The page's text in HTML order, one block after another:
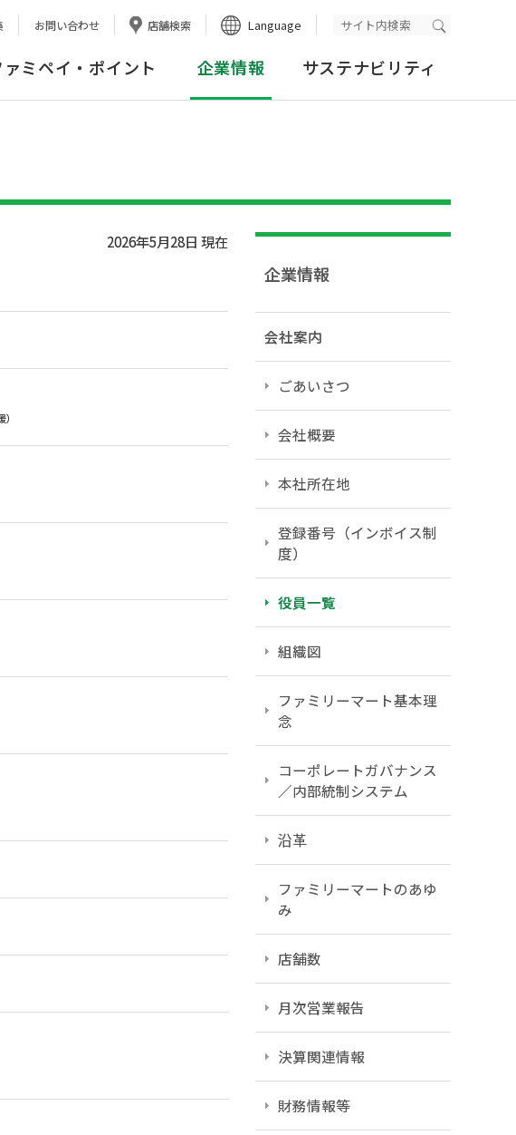
お問い合わせ 店舗検索 Language 検索実行
ァミペイ・ポイント 企業情報 サステナビリティ
2026年5月28日 現在
企業情報
会社案内
ごあいさつ
会社概要
本社所在地
登録番号（インボイス制
度）
役員一覧
組織図
ファミリーマート基本理
念
コーポレートガバナンス
／内部統制システム
沿革
ファミリーマートのあゆ
み
店舗数
月次営業報告
決算関連情報
財務情報等